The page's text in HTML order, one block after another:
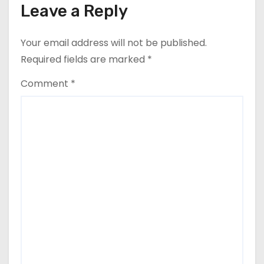
Leave a Reply
Your email address will not be published.
Required fields are marked *
Comment *